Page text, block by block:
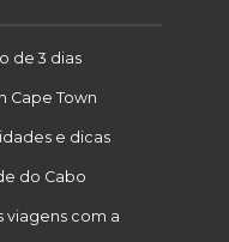
de 3 dias
Cape Town
e dicas
do Cabo
viagens com a